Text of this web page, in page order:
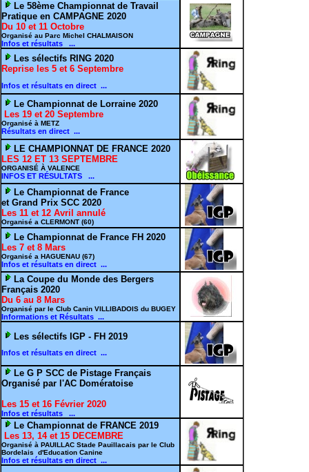
Le 58ème Championnat de Travail
Pratique en CAMPAGNE 2020
Du 10 et 11 Octobre
Organisé au Parc Michel CHALMAISON
Infos et résultats ...
Les sélectifs RING 2020
Reprise les 5 et 6 Septembre
Infos et résultats en direct ...
Le Championnat de Lorraine 2020
Les 19 et 20 Septembre
Organisé à METZ
Résultats en direct ...
LE CHAMPIONNAT DE FRANCE 2020
LES 12 ET 13 SEPTEMBRE
ORGANISÉ À VALENCE
INFOS ET RÉSULTATS ...
Le Championnat de France
et Grand Prix SCC 2020
Les 11 et 12 Avril annulé
Organisé a CLERMONT (60)
Le Championnat de France FH 2020
Les 7 et 8 Mars
Organisé a HAGUENAU (67)
Infos et résultats en direct ...
La Coupe du Monde des Bergers
Français 2020
Du 6 au 8 Mars
Organisé par le Club Canin VILLIBADOIS du BUGEY
Informations et Résultats ...
Les sélectifs IGP - FH 2019
Infos et résultats en direct ...
Le G P SCC de Pistage Français
Organisé par l'AC Domératoise
Les 15 et 16 Février 2020
Infos et résultats ...
Le Championnat de FRANCE 2019
Les 13, 14 et 15 DECEMBRE
Organisé à PAUILLAC Stade Pauillacais par le Club
Bordelais d'Education Canine
Infos et résultats en direct ...